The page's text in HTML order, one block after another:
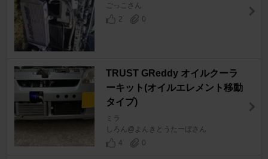
ごっこさん
2
0
TRUST GReddy オイルクーラ
ーキット(オイルエレメント移動
タイプ)
ミラ
しろん@よんきとうたーぼさん
4
0